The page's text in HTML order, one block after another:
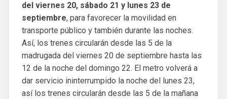
del viernes 20, sábado 21 y lunes 23 de
septiembre, para favorecer la movilidad en
transporte público y también durante las noches.
Así, los trenes circularán desde las 5 de la
madrugada del viernes 20 de septiembre hasta las
12 de la noche del domingo 22. El metro volverá a
dar servicio ininterrumpido la noche del lunes 23,
así los trenes circularán desde las 5 de la mañana